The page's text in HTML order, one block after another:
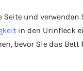
Seite und
in den Urinfleck
bevor Sie das